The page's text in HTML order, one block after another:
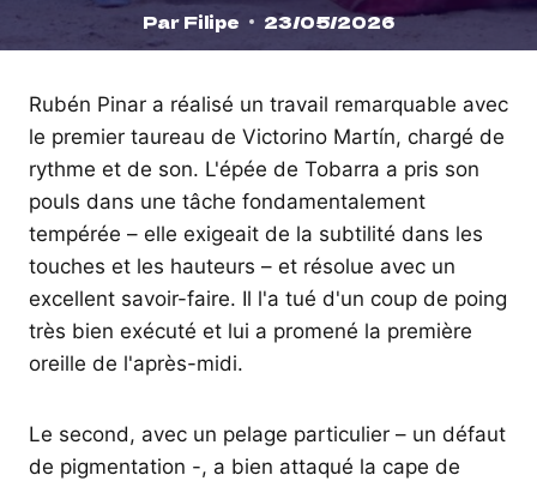
Par Filipe 23/05/2026
Rubén Pinar a réalisé un travail remarquable avec
le premier taureau de Victorino Martín, chargé de
rythme et de son. L'épée de Tobarra a pris son
pouls dans une tâche fondamentalement
tempérée – elle exigeait de la subtilité dans les
touches et les hauteurs – et résolue avec un
excellent savoir-faire. Il l'a tué d'un coup de poing
très bien exécuté et lui a promené la première
oreille de l'après-midi.
Le second, avec un pelage particulier – un défaut
de pigmentation -, a bien attaqué la cape de